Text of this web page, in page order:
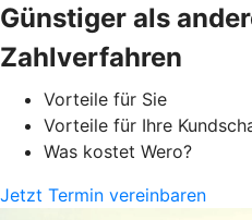
Günstiger als
Zahlverfahren
Vorteile für Sie
Vorteile für Ihre
Was kostet Wero?
Jetzt Termin vereinbaren